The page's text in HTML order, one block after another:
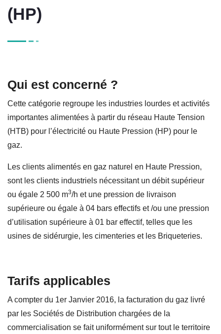
(HP)
Qui est concerné ?
Cette catégorie regroupe les industries lourdes et activités
importantes alimentées à partir du réseau Haute Tension
(HTB) pour l’électricité ou Haute Pression (HP) pour le
gaz.
Les clients alimentés en gaz naturel en Haute Pression,
sont les clients industriels nécessitant un débit supérieur
ou égale 2 500 m3/h et une pression de livraison
supérieure ou égale à 04 bars effectifs et /ou une pression
d’utilisation supérieure à 01 bar effectif, telles que les
usines de sidérurgie, les cimenteries et les Briqueteries.
Tarifs applicables
A compter du 1er Janvier 2016, la facturation du gaz livré
par les Sociétés de Distribution chargées de la
commercialisation se fait uniformément sur tout le territoire